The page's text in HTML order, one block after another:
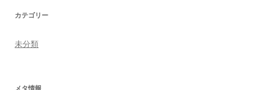
カテゴリー
未分類
メタ情報